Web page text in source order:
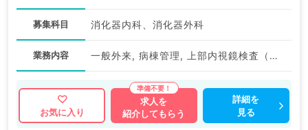
募集科目 消化器内科、消化器外科
業務内容 一般外来, 病棟管理, 上部内視鏡検査（ＧＦ）, 下部内視鏡検査（ＣＦ）, オペ
お気に入り
求人を
紹介してもらう
詳細を
見る